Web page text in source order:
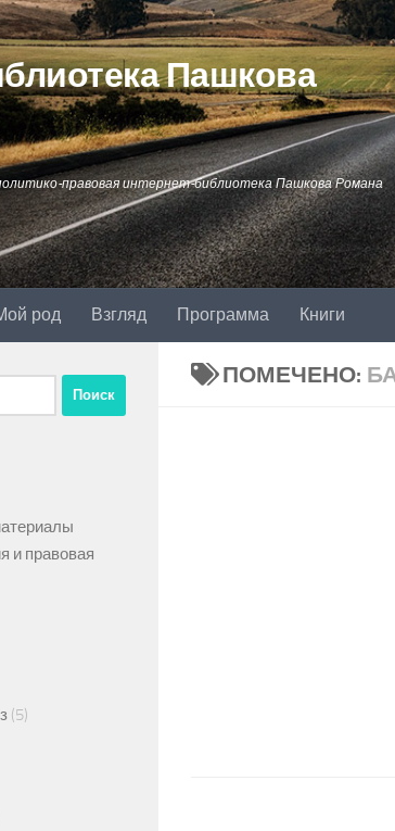
Пашкова
правовая интернет-библиотека Пашкова Романа
род Взгляд Программа Книги
ПОМЕЧЕНО:
и правовая
(5)